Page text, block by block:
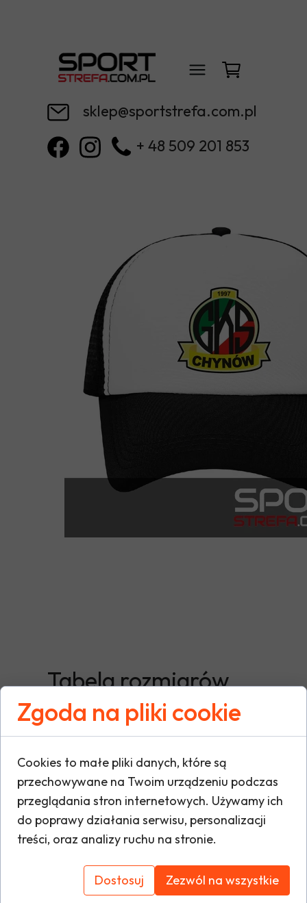
sklep@sportstrefa.com.pl
+ 48 509 201 853
Tabela rozmiarów
Zgoda na pliki cookie
Cookies to małe pliki danych, które są
przechowywane na Twoim urządzeniu podczas
przeglądania stron internetowych. Używamy ich
do poprawy działania serwisu, personalizacji
treści, oraz analizy ruchu na stronie.
Dostosuj Zezwól na wszystkie